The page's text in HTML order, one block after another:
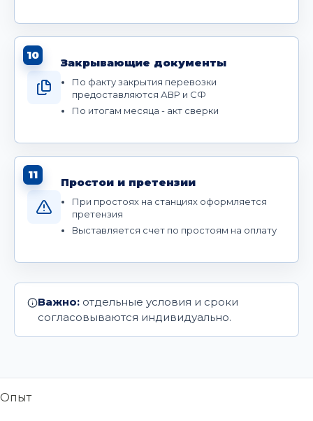
10
Закрывающие документы
По факту закрытия перевозки
предоставляются АВР и СФ
По итогам месяца - акт сверки
11
Простои и претензии
При простоях на станциях оформляется
претензия
Выставляется счет по простоям на оплату
Важно: отдельные условия и сроки
согласовываются индивидуально.
Опыт